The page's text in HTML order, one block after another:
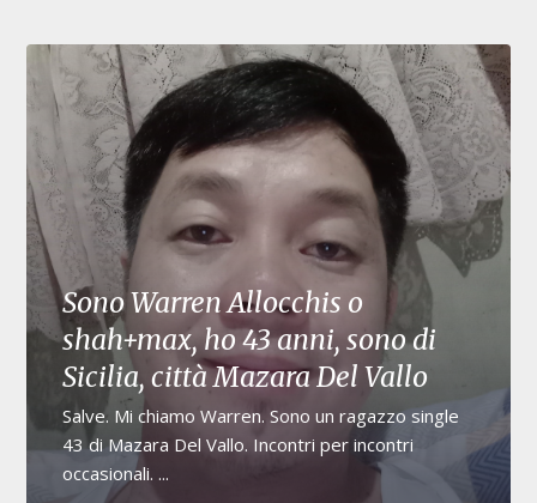
Sono Warren Allocchis o
shah+max, ho 43 anni, sono di
Sicilia, città Mazara Del Vallo
Salve. Mi chiamo Warren. Sono un ragazzo single
43 di Mazara Del Vallo. Incontri per incontri
occasionali. ...